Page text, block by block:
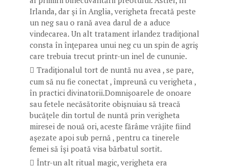
Irlanda, dar şi în Anglia, verigheta frecată peste
un neg sau o rană avea darul de a aduce
vindecarea. Un alt tratament irlandez tradiţional
consta în înţeparea unui neg cu un spin de agriş
care trebuia trecut printr-un inel de cununie.
Tradiţionalul tort de nuntă nu avea , se pare,
cum să nu fie conectat , împreună cu verigheta ,
în practici divinatorii.Domnişoarele de onoare
sau fetele necăsătorite obişnuiau să treacă
bucăţele din tortul de nuntă prin verigheta
miresei de nouă ori, aceste fărâme vrăjite fiind
aşezate apoi sub pernă , pentru ca tinerele
femei să îşi poată visa bărbatul sortit.
Într-un alt ritual magic, verigheta era